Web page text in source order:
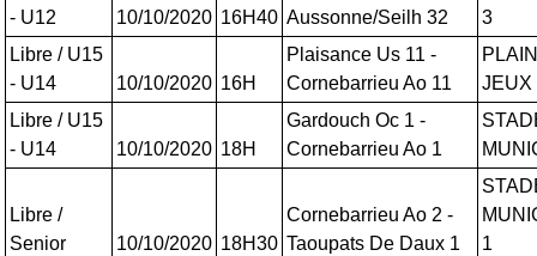
- U12
10/10/2020 16H40 Aussonne/Seilh 32
3
Libre / U15
- U14
10/10/2020 16H
Plaisance Us 11 -
Cornebarrieu Ao 11
JEUX
Libre / U15
- U14
10/10/2020 18H
Gardouch Oc 1 -
Cornebarrieu Ao 1
Libre /
Senior
10/10/2020 18H30
Cornebarrieu Ao 2 -
Taoupats De Daux 1
1